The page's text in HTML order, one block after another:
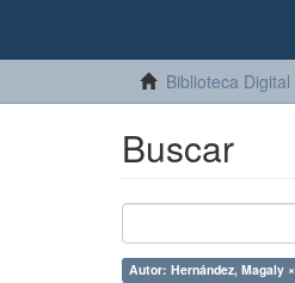
Biblioteca Digital
Buscar
Autor: Hernández, Magaly ×